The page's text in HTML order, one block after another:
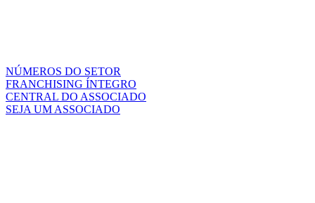
NÚMEROS DO SETOR
FRANCHISING ÍNTEGRO
CENTRAL DO ASSOCIADO
SEJA UM ASSOCIADO